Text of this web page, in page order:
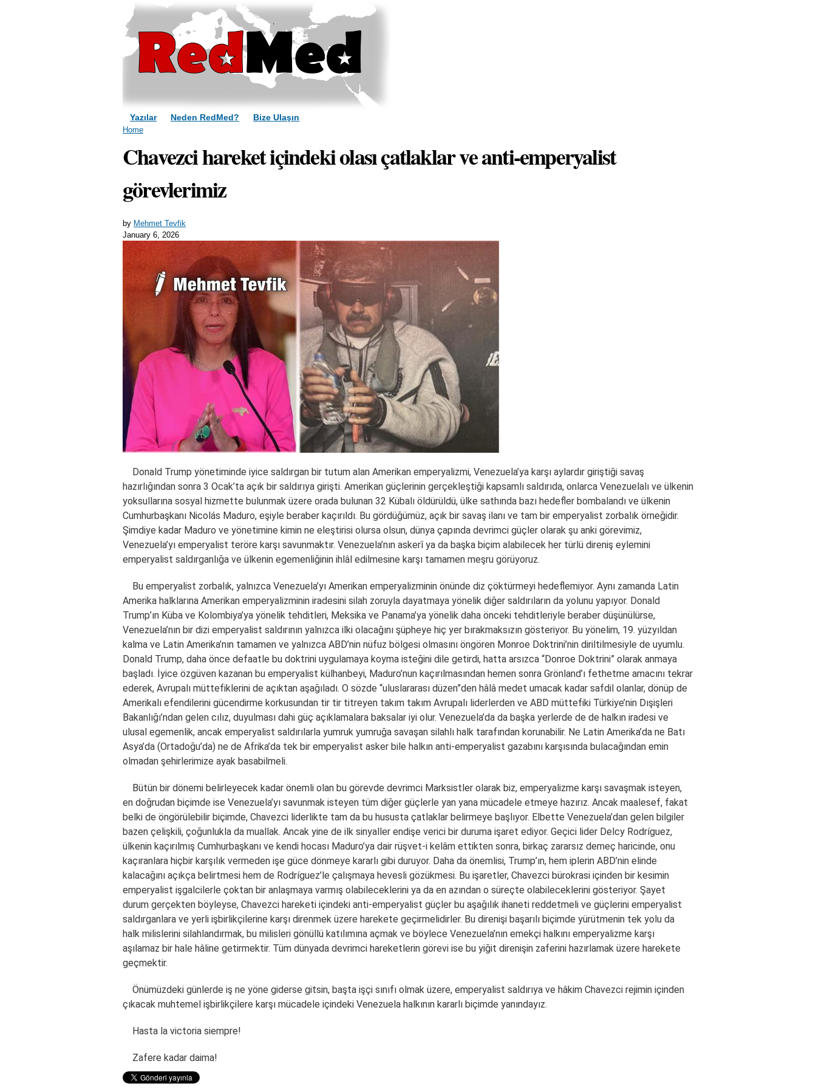
Skip to
Yazılar Neden RedMed? Bize Ulaşın
You are here
Home
Chavezci hareket içindeki olası çatlaklar ve anti-emperyalist
görevlerimiz
by Mehmet Tevfik
January 6, 2026
Donald Trump yönetiminde iyice saldırgan bir tutum alan Amerikan emperyalizmi, Venezuela’ya karşı aylardır giriştiği savaş
hazırlığından sonra 3 Ocak’ta açık bir saldırıya girişti. Amerikan güçlerinin gerçekleştiği kapsamlı saldırıda, onlarca Venezuelalı ve ülkenin
yoksullarına sosyal hizmette bulunmak üzere orada bulunan 32 Kübalı öldürüldü, ülke sathında bazı hedefler bombalandı ve ülkenin
Cumhurbaşkanı Nicolás Maduro, eşiyle beraber kaçırıldı. Bu gördüğümüz, açık bir savaş ilanı ve tam bir emperyalist zorbalık örneğidir.
Şimdiye kadar Maduro ve yönetimine kimin ne eleştirisi olursa olsun, dünya çapında devrimci güçler olarak şu anki görevimiz,
Venezuela’yı emperyalist teröre karşı savunmaktır. Venezuela’nın askerî ya da başka biçim alabilecek her türlü direniş eylemini
emperyalist saldırganlığa ve ülkenin egemenliğinin ihlâl edilmesine karşı tamamen meşru görüyoruz.
Bu emperyalist zorbalık, yalnızca Venezuela’yı Amerikan emperyalizminin önünde diz çöktürmeyi hedeflemiyor. Aynı zamanda Latin
Amerika halklarına Amerikan emperyalizminin iradesini silah zoruyla dayatmaya yönelik diğer saldırıların da yolunu yapıyor. Donald
Trump’ın Küba ve Kolombiya’ya yönelik tehditleri, Meksika ve Panama’ya yönelik daha önceki tehditleriyle beraber düşünülürse,
Venezuela’nın bir dizi emperyalist saldırının yalnızca ilki olacağını şüpheye hiç yer bırakmaksızın gösteriyor. Bu yönelim, 19. yüzyıldan
kalma ve Latin Amerika’nın tamamen ve yalnızca ABD’nin nüfuz bölgesi olmasını öngören Monroe Doktrini’nin diriltilmesiyle de uyumlu.
Donald Trump, daha önce defaatle bu doktrini uygulamaya koyma isteğini dile getirdi, hatta arsızca “Donroe Doktrini” olarak anmaya
başladı. İyice özgüven kazanan bu emperyalist külhanbeyi, Maduro’nun kaçırılmasından hemen sonra Grönland’ı fethetme amacını tekrar
ederek, Avrupalı müttefiklerini de açıktan aşağıladı. O sözde “uluslararası düzen”den hâlâ medet umacak kadar safdil olanlar, dönüp de
Amerikalı efendilerini gücendirme korkusundan tir tir titreyen takım takım Avrupalı liderlerden ve ABD müttefiki Türkiye’nin Dışişleri
Bakanlığı’ndan gelen cılız, duyulması dahi güç açıklamalara baksalar iyi olur. Venezuela’da da başka yerlerde de de halkın iradesi ve
ulusal egemenlik, ancak emperyalist saldırılarla yumruk yumruğa savaşan silahlı halk tarafından korunabilir. Ne Latin Amerika’da ne Batı
Asya’da (Ortadoğu’da) ne de Afrika’da tek bir emperyalist asker bile halkın anti-emperyalist gazabını karşısında bulacağından emin
olmadan şehirlerimize ayak basabilmeli.
Bütün bir dönemi belirleyecek kadar önemli olan bu görevde devrimci Marksistler olarak biz, emperyalizme karşı savaşmak isteyen,
en doğrudan biçimde ise Venezuela’yı savunmak isteyen tüm diğer güçlerle yan yana mücadele etmeye hazırız. Ancak maalesef, fakat
belki de öngörülebilir biçimde, Chavezci liderlikte tam da bu hususta çatlaklar belirmeye başlıyor. Elbette Venezuela’dan gelen bilgiler
bazen çelişkili, çoğunlukla da muallak. Ancak yine de ilk sinyaller endişe verici bir duruma işaret ediyor. Geçici lider Delcy Rodríguez,
ülkenin kaçırılmış Cumhurbaşkanı ve kendi hocası Maduro’ya dair rüşvet-i kelâm ettikten sonra, birkaç zararsız demeç haricinde, onu
kaçıranlara hiçbir karşılık vermeden işe güce dönmeye kararlı gibi duruyor. Daha da önemlisi, Trump’ın, hem iplerin ABD’nin elinde
kalacağını açıkça belirtmesi hem de Rodríguez’le çalışmaya hevesli gözükmesi. Bu işaretler, Chavezci bürokrasi içinden bir kesimin
emperyalist işgalcilerle çoktan bir anlaşmaya varmış olabileceklerini ya da en azından o süreçte olabileceklerini gösteriyor. Şayet
durum gerçekten böyleyse, Chavezci hareketi içindeki anti-emperyalist güçler bu aşağılık ihaneti reddetmeli ve güçlerini emperyalist
saldırganlara ve yerli işbirlikçilerine karşı direnmek üzere harekete geçirmelidirler. Bu direnişi başarılı biçimde yürütmenin tek yolu da
halk milislerini silahlandırmak, bu milisleri gönüllü katılımına açmak ve böylece Venezuela’nın emekçi halkını emperyalizme karşı
aşılamaz bir hale hâline getirmektir. Tüm dünyada devrimci hareketlerin görevi ise bu yiğit direnişin zaferini hazırlamak üzere harekete
geçmektir.
Önümüzdeki günlerde iş ne yöne giderse gitsin, başta işçi sınıfı olmak üzere, emperyalist saldırıya ve hâkim Chavezci rejimin içinden
çıkacak muhtemel işbirlikçilere karşı mücadele içindeki Venezuela halkının kararlı biçimde yanındayız.
Hasta la victoria siempre!
Zafere kadar daima!